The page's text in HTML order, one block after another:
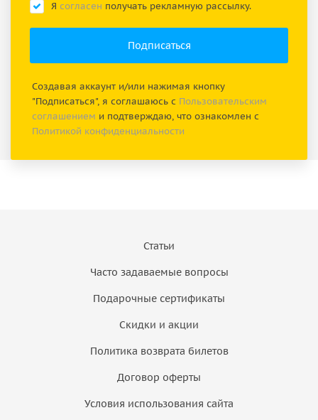
Я согласен получать рекламную рассылку.
Создавая аккаунт и/или нажимая кнопку
"Подписаться", я соглашаюсь с Пользовательским
соглашением и подтверждаю, что ознакомлен с
Политикой конфиденциальности
Статьи
Часто задаваемые вопросы
Подарочные сертификаты
Скидки и акции
Политика возврата билетов
Договор оферты
Условия использования сайта